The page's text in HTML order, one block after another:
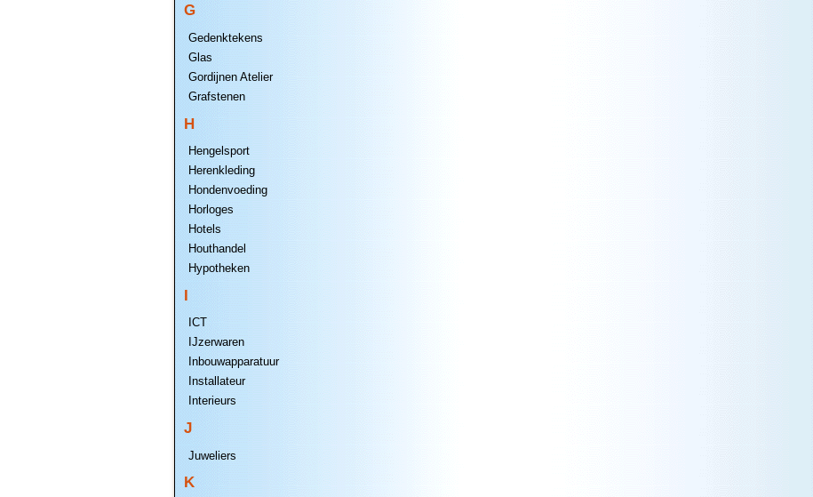
G
Gedenktekens
Glas
Gordijnen Atelier
Grafstenen
H
Hengelsport
Herenkleding
Hondenvoeding
Horloges
Hotels
Houthandel
Hypotheken
I
ICT
IJzerwaren
Inbouwapparatuur
Installateur
Interieurs
J
Juweliers
K